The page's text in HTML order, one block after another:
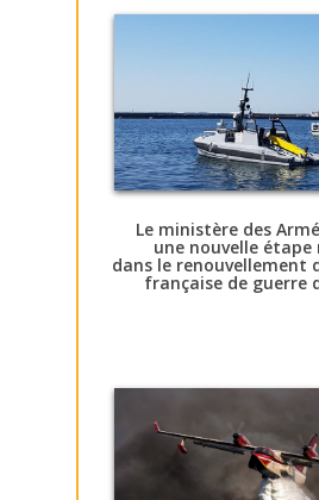
Le ministère des
une nouvelle étape
dans le renouvellement
française de guerre